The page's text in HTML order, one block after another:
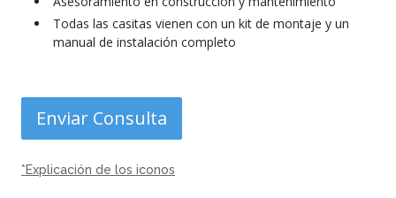
Todas las casitas vienen con un kit de montaje y un
manual de instalación completo
Enviar Consulta
*Explicación de los iconos